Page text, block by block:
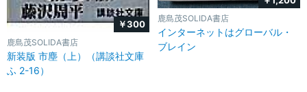
￥300
鹿島茂SOLIDA書店
新装版 市塵（上）（講談社文庫
ふ 2-16）
鹿島茂SOLIDA書店
インターネットはグローバル・
ブレイン